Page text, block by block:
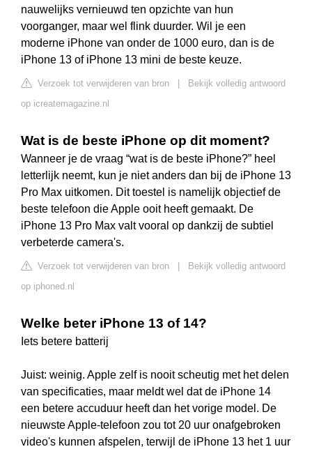
nauwelijks vernieuwd ten opzichte van hun
voorganger, maar wel flink duurder. Wil je een
moderne iPhone van onder de 1000 euro, dan is de
iPhone 13 of iPhone 13 mini de beste keuze.
Verzoek tot verwijderen van bron
Bekijk volledig antwoord
op icreatemagazine.nl
Wat is de beste iPhone op dit moment?
Wanneer je de vraag “wat is de beste iPhone?” heel
letterlijk neemt, kun je niet anders dan bij de iPhone 13
Pro Max uitkomen. Dit toestel is namelijk objectief de
beste telefoon die Apple ooit heeft gemaakt. De
iPhone 13 Pro Max valt vooral op dankzij de subtiel
verbeterde camera's.
Verzoek tot verwijderen van bron
Bekijk volledig antwoord
op iphoned.nl
Welke beter iPhone 13 of 14?
Iets betere batterij
Juist: weinig. Apple zelf is nooit scheutig met het delen
van specificaties, maar meldt wel dat de iPhone 14
een betere accuduur heeft dan het vorige model. De
nieuwste Apple-telefoon zou tot 20 uur onafgebroken
video's kunnen afspelen, terwijl de iPhone 13 het 1 uur